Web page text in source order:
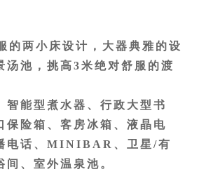
的两小床设计，大器典雅的设
汤池，挑高3米绝对舒服的渡
智能型煮水器、行政大型书
保险箱、客房冰箱、液晶电
电话、MINIBAR、卫星/有
间、室外温泉池。